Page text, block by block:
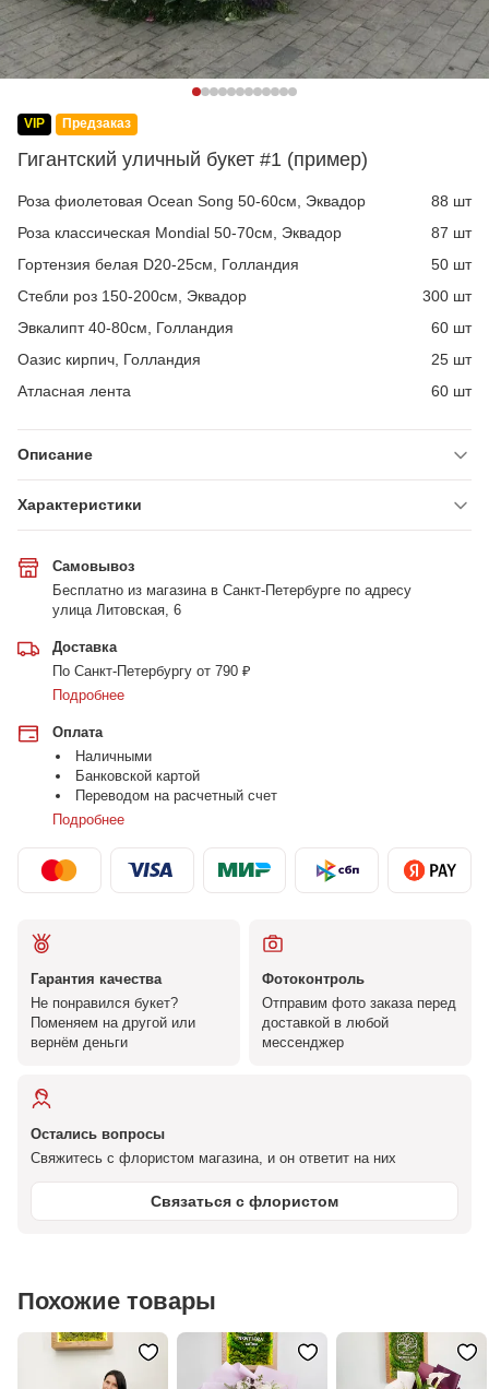
VIP Предзаказ
Гигантский уличный букет #1 (пример)
Роза фиолетовая Ocean Song 50-60см, Эквадор
88 шт
Роза классическая Mondial 50-70см, Эквадор
87 шт
Гортензия белая D20-25см, Голландия
50 шт
Стебли роз 150-200см, Эквадор
300 шт
Эвкалипт 40-80см, Голландия
60 шт
Оазис кирпич, Голландия
25 шт
Атласная лента
60 шт
Описание
Характеристики
Самовывоз
Бесплатно из магазина в Санкт-Петербурге по адресу
улица Литовская, 6
Доставка
По Санкт-Петербургу от 790 ₽
Подробнее
Оплата
Наличными
Банковской картой
Переводом на расчетный счет
Подробнее
Гарантия качества
Не понравился букет?
Поменяем на другой или
вернём деньги
Фотоконтроль
Отправим фото заказа перед
доставкой в любой
мессенджер
Остались вопросы
Свяжитесь с флористом магазина, и он ответит на них
Связаться с флористом
Похожие товары